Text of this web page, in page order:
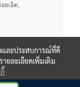
ยเอ็ด,
และประสบการณ์ที่ดี
ยละเอียดเพิ่มเติม